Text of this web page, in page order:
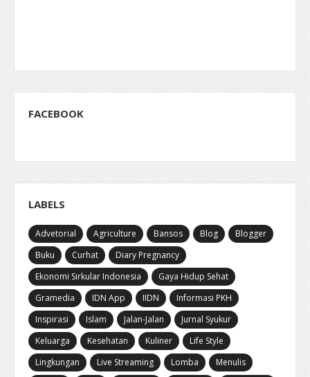
FACEBOOK
LABELS
Advetorial Agriculture Bansos Blog
Blogger
Buku
Curhat
Diary Pregnancy
Ekonomi Sirkular Indonesia
Gaya Hidup Sehat
Gramedia
IDN App IIDN
Informasi PKH
Inspirasi
Islam Jalan-Jalan
Jurnal Syukur
Keluarga
Kesehatan Kuliner
Life Style
Lingkungan
Live Streaming Lomba Menulis